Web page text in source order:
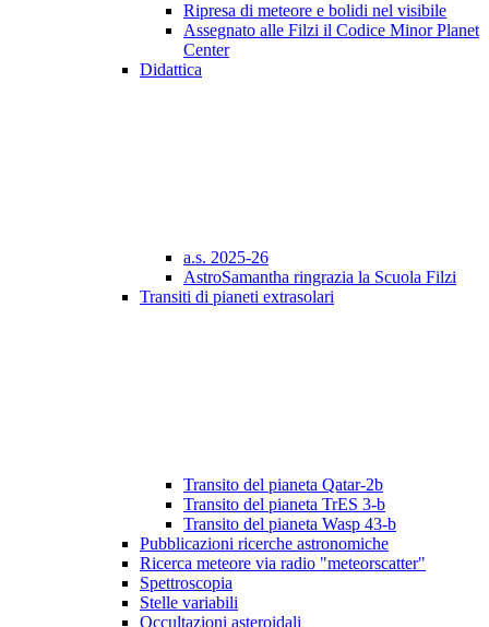
Ripresa di meteore e bolidi nel visibile
Assegnato alle Filzi il Codice Minor Planet
Center
Didattica
a.s. 2025-26
AstroSamantha ringrazia la Scuola Filzi
Transiti di pianeti extrasolari
Transito del pianeta Qatar-2b
Transito del pianeta TrES 3-b
Transito del pianeta Wasp 43-b
Pubblicazioni ricerche astronomiche
Ricerca meteore via radio "meteorscatter"
Spettroscopia
Stelle variabili
Occultazioni asteroidali